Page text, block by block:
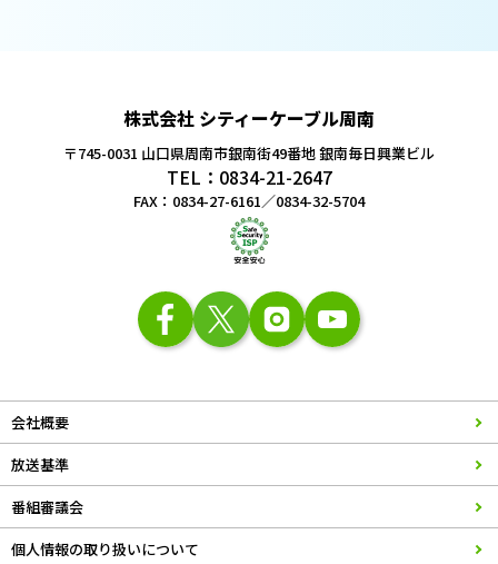
株式会社 シティーケーブル周南
〒745-0031 山口県周南市銀南街49番地銀南毎日興業ビル
TEL：0834-21-2647
FAX：0834-27-6161／0834-32-5704
会社概要
放送基準
番組審議会
個人情報の取り扱いについて